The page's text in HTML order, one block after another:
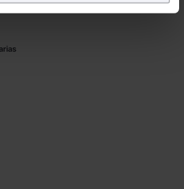
las esenciales
excepto aquellas imprescindibles.
configurar
que quieras permitir en tu
seleccionas ninguna utilizaremos
para la navegación.
de las cookies